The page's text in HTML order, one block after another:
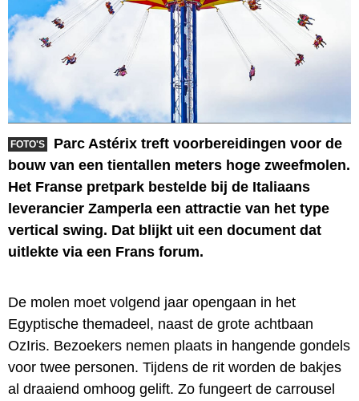
FOTO'S
Parc Astérix treft voorbereidingen voor de
bouw van een tientallen meters hoge zweefmolen.
Het Franse pretpark bestelde bij de Italiaans
leverancier Zamperla een attractie van het type
vertical swing. Dat blijkt uit een document dat
uitlekte via een Frans forum.
De molen moet volgend jaar opengaan in het
Egyptische themadeel, naast de grote achtbaan
OzIris. Bezoekers nemen plaats in hangende gondels
voor twee personen. Tijdens de rit worden de bakjes
al draaiend omhoog gelift. Zo fungeert de carrousel